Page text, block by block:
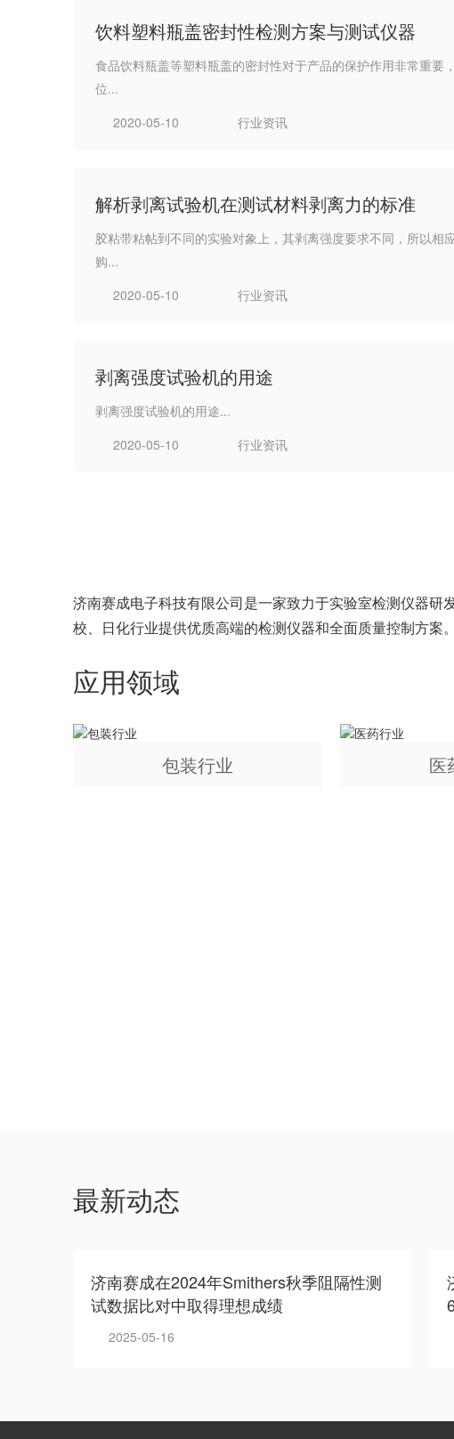
饮料塑料瓶盖密封性检测方案与测试仪器
食品饮料瓶盖等塑料瓶盖的密封性对于产品的保护作用非常重
位...
2020-05-10
行业资讯
解析剥离试验机在测试材料剥离力的标准
胶粘带粘帖到不同的实验对象上，其剥离强度要求不同，所以
购...
2020-05-10
行业资讯
剥离强度试验机的用途
剥离强度试验机的用途...
2020-05-10
行业资讯
济南赛成电子科技有限公司是一家致力于实验室检测仪器
校、日化行业提供优质高端的检测仪器和全面质量控制方案。
应用领域
包装行业 医
最新动态
济南赛成在2024年Smithers秋季阻隔性测
试数据比对中取得理想成绩
2025-05-16